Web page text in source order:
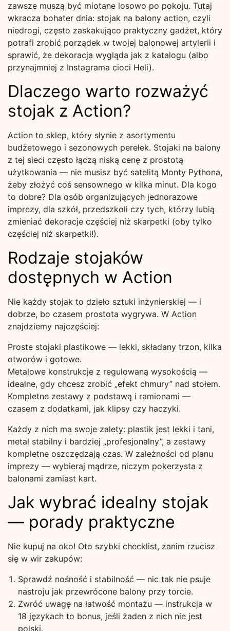
zawsze muszą być miotane losowo po pokoju. Tutaj
wkracza bohater dnia: stojak na balony action, czyli
niedrogi, często zaskakująco praktyczny gadżet, który
potrafi zrobić porządek w twojej balonowej artylerii i
sprawić, że dekoracja wygląda jak z katalogu (albo
przynajmniej z Instagrama cioci Heli).
Dlaczego warto rozważyć
stojak z Action?
Action to sklep, który słynie z asortymentu
budżetowego i sezonowych perełek. Stojaki na balony
z tej sieci często łączą niską cenę z prostotą
użytkowania — nie musisz być satelitą Monty Pythona,
żeby złożyć coś sensownego w kilka minut. Dla kogo
to dobre? Dla osób organizujących jednorazowe
imprezy, dla szkół, przedszkoli czy tych, którzy lubią
zmieniać dekoracje częściej niż skarpetki (oby tylko
częściej niż skarpetki!).
Rodzaje stojaków
dostępnych w Action
Nie każdy stojak to dzieło sztuki inżynierskiej — i
dobrze, bo czasem prostota wygrywa. W Action
znajdziemy najczęściej:
Proste stojaki plastikowe — lekki, składany trzon, kilka
otworów i gotowe.
Metalowe konstrukcje z regulowaną wysokością —
idealne, gdy chcesz zrobić „efekt chmury” nad stołem.
Kompletne zestawy z podstawą i ramionami —
czasem z dodatkami, jak klipsy czy haczyki.
Każdy z nich ma swoje zalety: plastik jest lekki i tani,
metal stabilny i bardziej „profesjonalny”, a zestawy
kompletne oszczędzają czas. W zależności od planu
imprezy — wybieraj mądrze, niczym pokerzysta z
balonami zamiast kart.
Jak wybrać idealny stojak
— porady praktyczne
Nie kupuj na oko! Oto szybki checklist, zanim rzucisz
się w wir zakupów:
Sprawdź nośność i stabilność — nic tak nie psuje
nastroju jak przewrócone balony przy torcie.
Zwróć uwagę na łatwość montażu — instrukcja w
18 językach to bonus, jeśli żaden z nich nie jest
polski.